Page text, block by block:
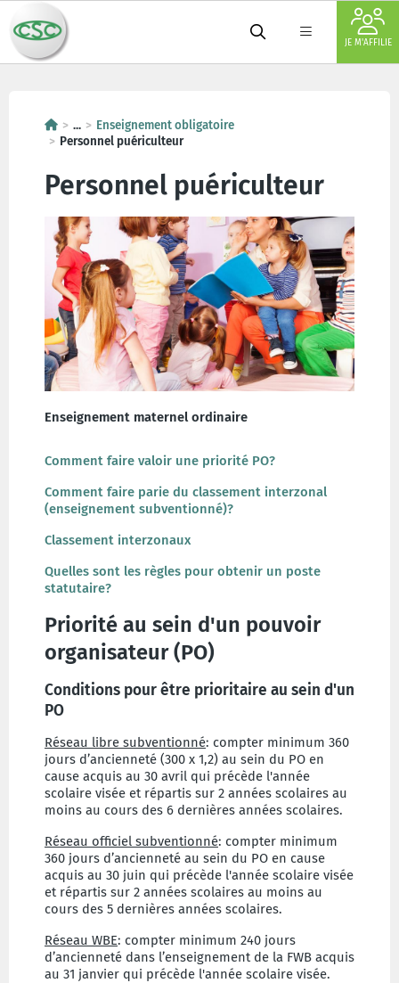
JE M'AFFILIE
...
Enseignement obligatoire
Personnel puériculteur
Personnel puériculteur
Enseignement maternel ordinaire
Comment faire valoir une priorité PO?
Comment faire parie du classement interzonal
(enseignement subventionné)?
Classement interzonaux
Quelles sont les règles pour obtenir un poste
statutaire?
Priorité au sein d'un pouvoir
organisateur (PO)
Conditions pour être prioritaire au sein d'un
PO
Réseau libre subventionné: compter minimum 360
jours d’ancienneté (300 x 1,2) au sein du PO en
cause acquis au 30 avril qui précède l'année
scolaire visée et répartis sur 2 années scolaires au
moins au cours des 6 dernières années scolaires.
Réseau officiel subventionné: compter minimum
360 jours d’ancienneté au sein du PO en cause
acquis au 30 juin qui précède l'année scolaire visée
et répartis sur 2 années scolaires au moins au
cours des 5 dernières années scolaires.
Réseau WBE: compter minimum 240 jours
d’ancienneté dans l’enseignement de la FWB acquis
au 31 janvier qui précède l'année scolaire visée.